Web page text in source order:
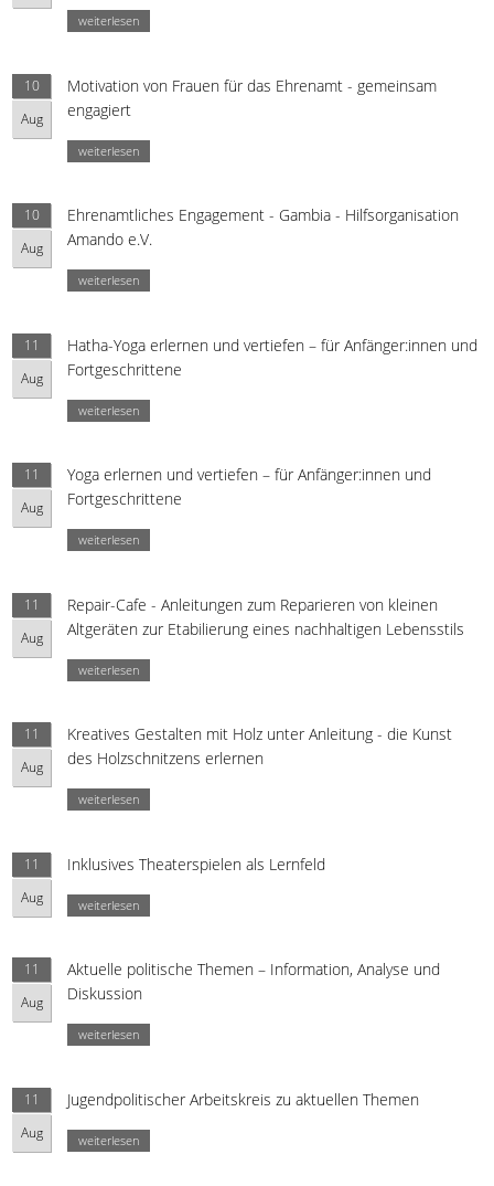
weiterlesen
10
Aug
Motivation von Frauen für das Ehrenamt - gemeinsam
engagiert
weiterlesen
10
Aug
Ehrenamtliches Engagement - Gambia - Hilfsorganisation
Amando e.V.
weiterlesen
11
Aug
Hatha-Yoga erlernen und vertiefen – für Anfänger:innen und
Fortgeschrittene
weiterlesen
11
Aug
Yoga erlernen und vertiefen – für Anfänger:innen und
Fortgeschrittene
weiterlesen
11
Aug
Repair-Cafe - Anleitungen zum Reparieren von kleinen
Altgeräten zur Etabilierung eines nachhaltigen Lebensstils
weiterlesen
11
Aug
Kreatives Gestalten mit Holz unter Anleitung - die Kunst
des Holzschnitzens erlernen
weiterlesen
11
Aug
Inklusives Theaterspielen als Lernfeld
weiterlesen
11
Aug
Aktuelle politische Themen – Information, Analyse und
Diskussion
weiterlesen
11
Aug
Jugendpolitischer Arbeitskreis zu aktuellen Themen
weiterlesen